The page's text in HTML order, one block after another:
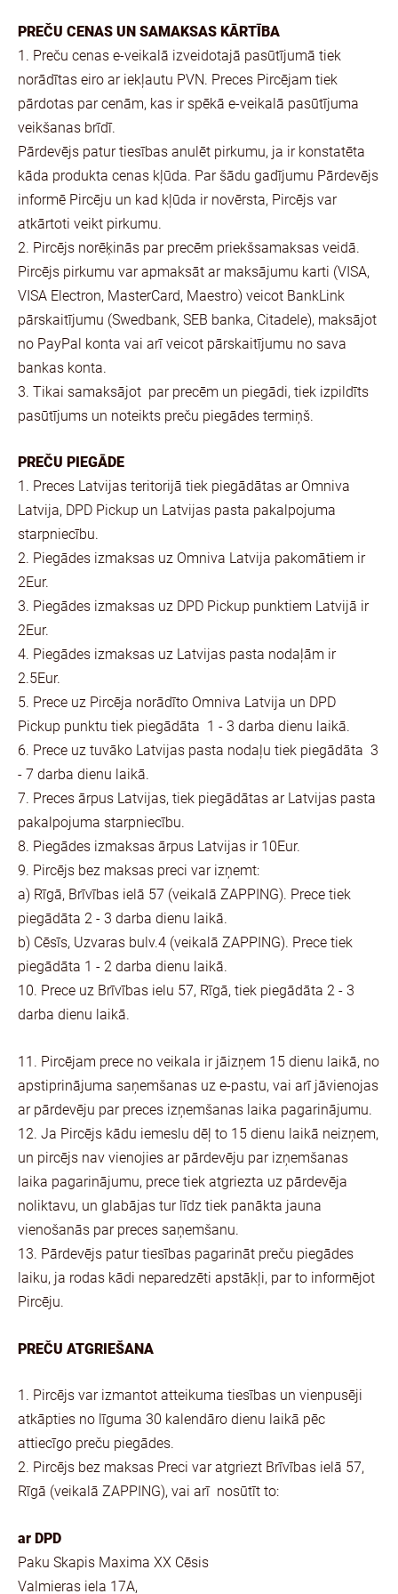
PREČU CENAS UN SAMAKSAS KĀRTĪBA
1. Preču cenas e-veikalā izveidotajā pasūtījumā tiek
norādītas eiro ar iekļautu PVN. Preces Pircējam tiek
pārdotas par cenām, kas ir spēkā e-veikalā pasūtījuma
veikšanas brīdī.
Pārdevējs patur tiesības anulēt pirkumu, ja ir konstatēta
kāda produkta cenas kļūda. Par šādu gadījumu Pārdevējs
informē Pircēju un kad kļūda ir novērsta, Pircējs var
atkārtoti veikt pirkumu.
2. Pircējs norēķinās par precēm priekšsamaksas veidā.
Pircējs pirkumu var apmaksāt ar maksājumu karti (VISA,
VISA Electron, MasterCard, Maestro) veicot BankLink
pārskaitījumu (Swedbank, SEB banka, Citadele), maksājot
no PayPal konta vai arī veicot pārskaitījumu no sava
bankas konta.
3. Tikai samaksājot par precēm un piegādi, tiek izpildīts
pasūtījums un noteikts preču piegādes termiņš.
PREČU PIEGĀDE
1. Preces Latvijas teritorijā tiek piegādātas ar Omniva
Latvija, DPD Pickup un Latvijas pasta pakalpojuma
starpniecību.
2. Piegādes izmaksas uz Omniva Latvija pakomātiem ir
2Eur.
3. Piegādes izmaksas uz DPD Pickup punktiem Latvijā ir
2Eur.
4. Piegādes izmaksas uz Latvijas pasta nodaļām ir
2.5Eur.
5. Prece uz Pircēja norādīto Omniva Latvija un DPD
Pickup punktu tiek piegādāta 1 - 3 darba dienu laikā.
6. Prece uz tuvāko Latvijas pasta nodaļu tiek piegādāta 3
- 7 darba dienu laikā.
7. Preces ārpus Latvijas, tiek piegādātas ar Latvijas pasta
pakalpojuma starpniecību.
8. Piegādes izmaksas ārpus Latvijas ir 10Eur.
9. Pircējs bez maksas preci var izņemt:
a) Rīgā, Brīvības ielā 57 (veikalā ZAPPING). Prece tiek
piegādāta 2 - 3 darba dienu laikā.
b) Cēsīs, Uzvaras bulv.4 (veikalā ZAPPING). Prece tiek
piegādāta 1 - 2 darba dienu laikā.
10. Prece uz Brīvības ielu 57, Rīgā, tiek piegādāta 2 - 3
darba dienu laikā.
11. Pircējam prece no veikala ir jāizņem 15 dienu laikā, no
apstiprinājuma saņemšanas uz e-pastu, vai arī jāvienojas
ar pārdevēju par preces izņemšanas laika pagarinājumu.
12. Ja Pircējs kādu iemeslu dēļ to 15 dienu laikā neizņem,
un pircējs nav vienojies ar pārdevēju par izņemšanas
laika pagarinājumu, prece tiek atgriezta uz pārdevēja
noliktavu, un glabājas tur līdz tiek panākta jauna
vienošanās par preces saņemšanu.
13. Pārdevējs patur tiesības pagarināt preču piegādes
laiku, ja rodas kādi neparedzēti apstākļi, par to informējot
Pircēju.
PREČU ATGRIEŠANA
1. Pircējs var izmantot atteikuma tiesības un vienpusēji
atkāpties no līguma 30 kalendāro dienu laikā pēc
attiecīgo preču piegādes.
2. Pircējs bez maksas Preci var atgriezt Brīvības ielā 57,
Rīgā (veikalā ZAPPING), vai arī nosūtīt to:
ar DPD
Paku Skapis Maxima XX Cēsis
Valmieras iela 17A,